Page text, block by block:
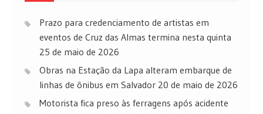
Prazo para credenciamento de artistas em
eventos de Cruz das Almas termina nesta quinta
25 de maio de 2026
Obras na Estação da Lapa alteram embarque de
linhas de ônibus em Salvador 20 de maio de 2026
Motorista fica preso às ferragens após acidente